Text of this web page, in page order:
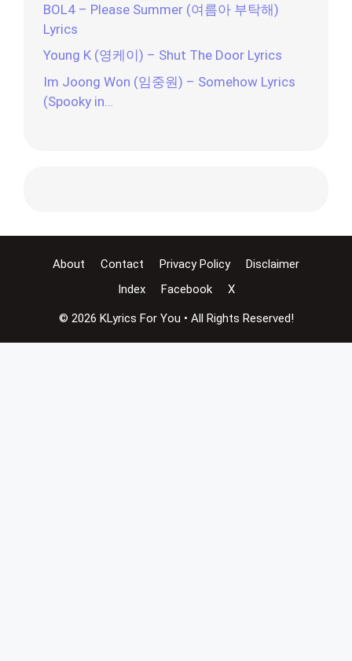
BOL4 – Please Summer (여름아 부탁해)
Lyrics
Young K (영케이) – Shut The Door Lyrics
Im Joong Won (임중원) – Somehow Lyrics
(Spooky in…
About Contact Privacy Policy
Disclaimer
Index
Facebook X
© 2026 KLyrics For You • All Rights Reserved!